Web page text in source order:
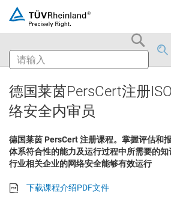
跳
至
搜
搜
德国莱茵PersCert注册
络安全内审员
德国莱茵 PersCert 注册课程。掌握评估和
体系符合性的能力及运行过程中所需要的
行业相关企业的网络安全能够有效运行
下载课程介绍PDF文件